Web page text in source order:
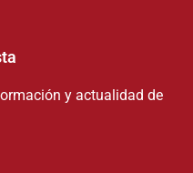
y actualidad de